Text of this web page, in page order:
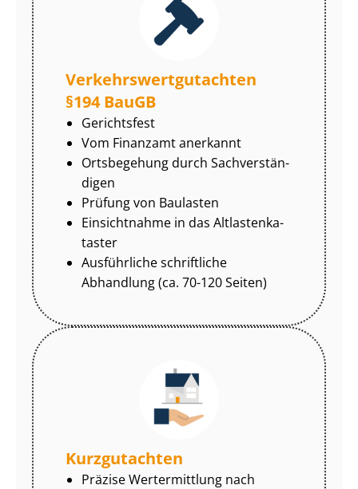
Ver­kehrs­wert­gut­ach­ten
§194 BauGB
Gerichtsfest
Vom Finanzamt anerkannt
Ortsbegehung durch Sach­ver­stän­
di­gen
Prüfung von Baulasten
Einsichtnahme in das Alt­las­ten­ka­
tas­ter
Ausführliche schriftliche
Abhandlung (ca. 70-120 Seiten)
Kurzgutachten
Präzise Wertermittlung nach